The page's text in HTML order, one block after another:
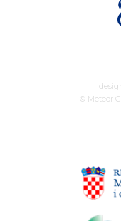
© Meteor